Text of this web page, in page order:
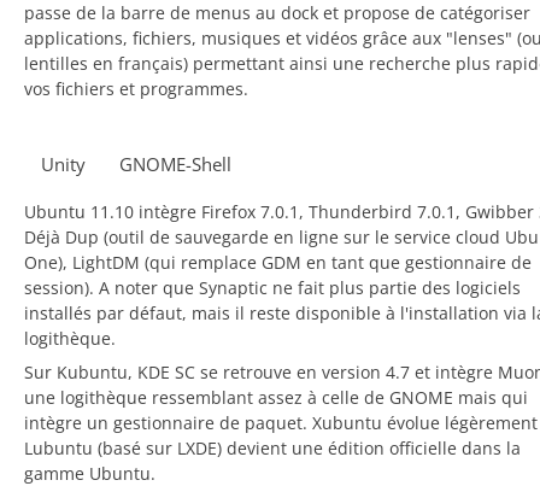
passe de la barre de menus au dock et propose de catégoriser
applications, fichiers, musiques et vidéos grâce aux "lenses"
lentilles en français) permettant ainsi une recherche plus
vos fichiers et programmes.
Unity GNOME-Shell
Ubuntu 11.10 intègre Firefox 7.0.1, Thunderbird 7.0.1, Gwibber
Déjà Dup (outil de sauvegarde en ligne sur le service cloud
One), LightDM (qui remplace GDM en tant que gestionnaire de
session). A noter que Synaptic ne fait plus partie des logiciels
installés par défaut, mais il reste disponible à l'installation via
logithèque.
Sur Kubuntu, KDE SC se retrouve en version 4.7 et intègre
une logithèque ressemblant assez à celle de GNOME mais qui
intègre un gestionnaire de paquet. Xubuntu évolue
Lubuntu (basé sur LXDE) devient une édition officielle dans la
gamme Ubuntu.